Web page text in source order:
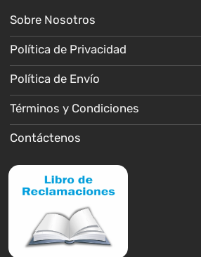
Sobre Nosotros
Política de Privacidad
Política de Envío
Términos y Condiciones
Contáctenos